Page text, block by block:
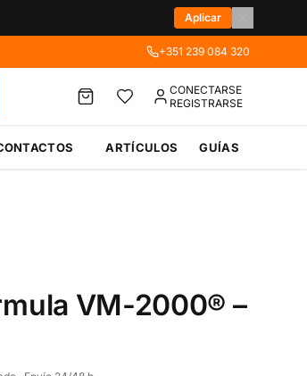
Aplicar
+351 239 084 320
CONECTARSE
REGISTRARSE
ARTÍCULOS GUÍAS
VM-2000® –